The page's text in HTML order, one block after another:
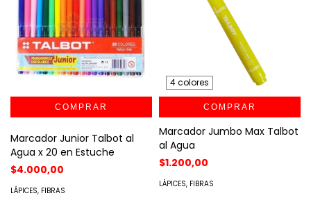
Marcador Junior Talbot al
Agua x 20 en Estuche
$4.000,00
LÁPICES, FIBRAS
4 colores
COMPRAR
Marcador Jumbo Max Talbot
al Agua
$1.200,00
LÁPICES, FIBRAS